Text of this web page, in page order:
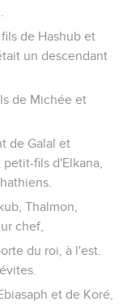
de Hashub et
un descendant
de Michée et
de Galal et
fils d'Elkana,
Thalmon,
chef,
du roi, à l'est.
et de Koré,